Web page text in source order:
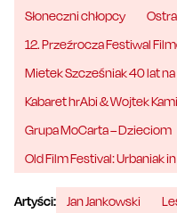
Słoneczni chłopcy
12. Przeźrocza Festiwal
Mietek Szcześniak 40 lat
Kabaret hrAbi & Wojtek
Grupa MoCarta – Dzieciom
Old Film Festival: Urbaniak
Artyści: Jan Jankowski